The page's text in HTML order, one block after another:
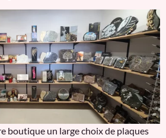
boutique un large choix de plaques